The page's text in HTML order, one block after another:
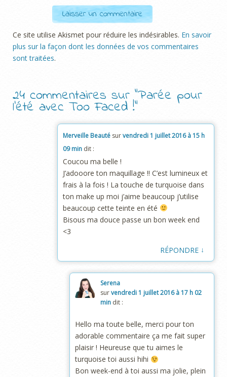
Ce site utilise Akismet pour réduire les indésirables. En savoir
plus sur la façon dont les données de vos commentaires
sont traitées.
24 commentaires sur “Parée pour
l’été avec Too Faced !”
Merveille Beauté survendredi 1 juillet 2016 à 15 h
09 min dit :
Coucou ma belle !
J’adooore ton maquillage !! C’est lumineux et
frais à la fois ! La touche de turquoise dans
ton make up moi j’aime beaucoup j’utilise
beaucoup cette teinte en été
Bisous ma douce passe un bon week end
<3
RÉPONDRE ↓
Serena
survendredi 1 juillet 2016 à 17 h 02
min dit :
Hello ma toute belle, merci pour ton
adorable commentaire ça me fait super
plaisir ! Heureuse que tu aimes le
turquoise toi aussi hihi
Bon week-end à toi aussi ma jolie, plein